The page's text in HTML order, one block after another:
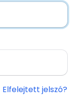
Elfelejtett jelszó?